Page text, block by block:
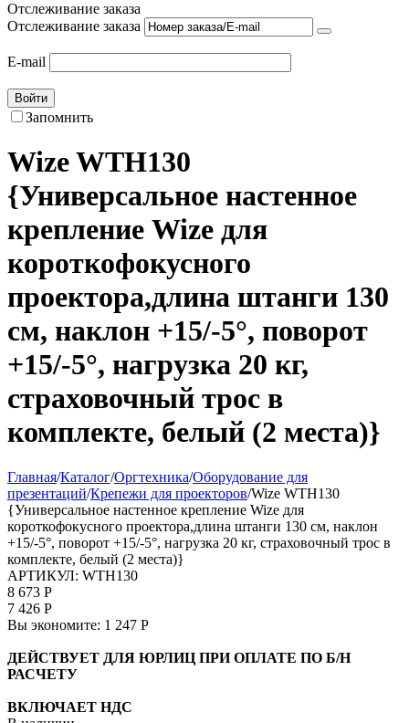
Отслеживание заказа
Отслеживание заказа
E-mail
Войти
Запомнить
Wize WTH130
{Универсальное настенное
крепление Wize для
короткофокусного
проектора,длина штанги 130
см, наклон +15/-5°, поворот
+15/-5°, нагрузка 20 кг,
страховочный трос в
комплекте, белый (2 места)}
Главная/Каталог/Оргтехника/Оборудование для
презентаций/Крепежи для проекторов/Wize WTH130
{Универсальное настенное крепление Wize для
короткофокусного проектора,длина штанги 130 см, наклон
+15/-5°, поворот +15/-5°, нагрузка 20 кг, страховочный трос в
комплекте, белый (2 места)}
АРТИКУЛ: WTH130
8 673 Р
7 426 Р
Вы экономите: 1 247 Р
ДЕЙСТВУЕТ ДЛЯ ЮРЛИЦ ПРИ ОПЛАТЕ ПО Б/Н
РАСЧЕТУ
ВКЛЮЧАЕТ НДС